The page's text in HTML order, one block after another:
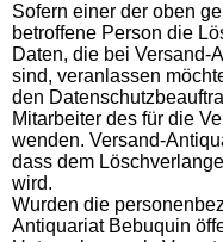
Sofern einer der oben
betroffene Person die
Daten, die bei Versand-
sind, veranlassen
den
Mitarbeiter des für die
wenden. Versand-
dass dem
wird.
Wurden die
Antiquariat Bebuquin